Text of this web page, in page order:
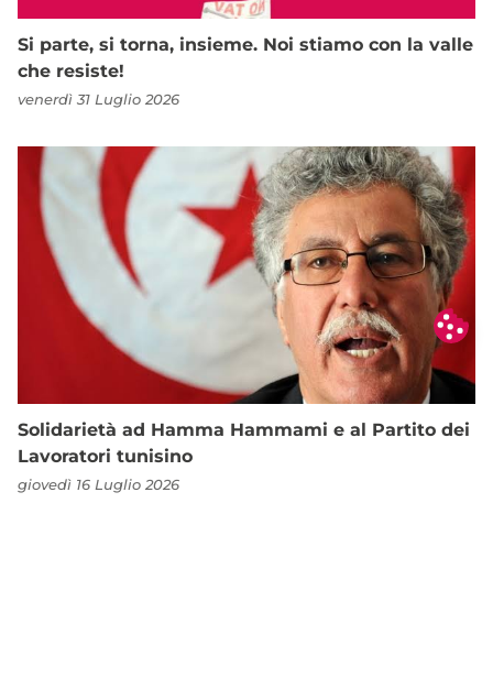
Si parte, si torna, insieme. Noi stiamo con la valle
che resiste!
venerdì 31 Luglio 2026
Solidarietà ad Hamma Hammami e al Partito dei
Lavoratori tunisino
giovedì 16 Luglio 2026